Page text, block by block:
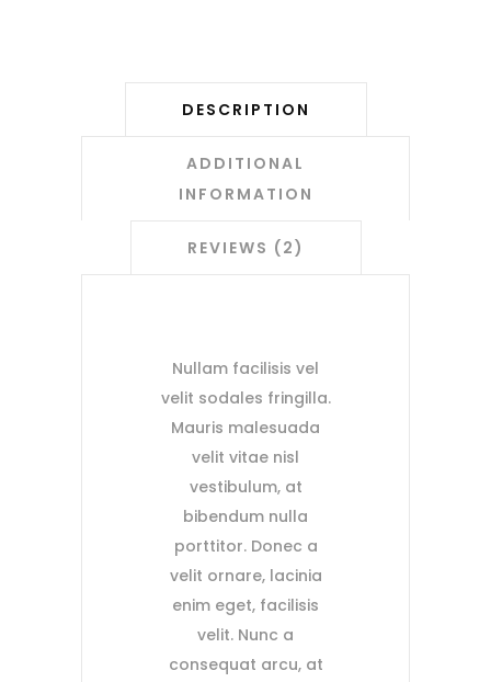
DESCRIPTION
ADDITIONAL
INFORMATION
REVIEWS (2)
Nullam facilisis vel
velit sodales fringilla.
Mauris malesuada
velit vitae nisl
vestibulum, at
bibendum nulla
porttitor. Donec a
velit ornare, lacinia
enim eget, facilisis
velit. Nunc a
consequat arcu, at